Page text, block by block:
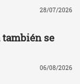
28/07/2026
se
06/08/2026